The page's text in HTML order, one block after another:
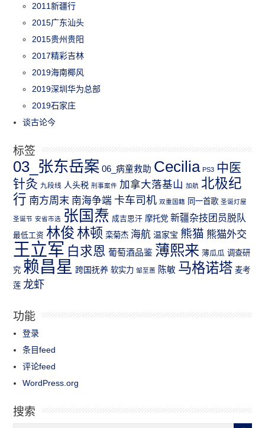
2011新疆行
2015广东汕头
2015贵州贵阳
2017精彩吉林
2019海南椰风
2019深圳华为总部
2019石家庄
谈古论今
标签
03_张东岳案 06_病童救助 Cecilia PS3 中医
针灸 九段线 人头税 刑事案件 加拿大落基山 加航 北极纪
行 南方周末 南海争端 卡车司机 双重国籍 同一首歌 圣诞灯屋
圣诞节 安省市选 张国焘 成吉思汗 摩托党 新疆杂技团员脱队
最低工资 林俊 林顿 栾菊杰 海航 温家宝 熊猫 熊猫外交
王立军 白求恩 葡萄酒品鉴 薄熙来 薄瓜瓜 调查研
究 赖昌星 跨国抚养 软实力 邹至蕙 陈敏 马格诺塔 麦考
莲 龙虾
功能
登录
条目feed
评论feed
WordPress.org
搜索